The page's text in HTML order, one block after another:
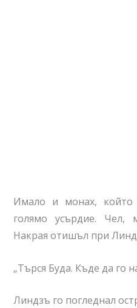
Имало и монах, който
голямо усърдие. Чел,
Накрая отишъл при
„Търся Буда. Къде да го
Линдзъ го погледнал